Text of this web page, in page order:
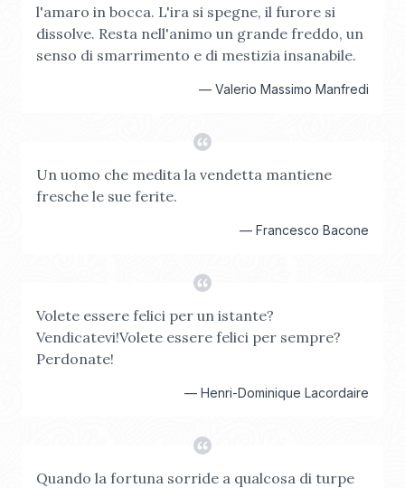
l'amaro in bocca. L'ira si spegne, il furore si
dissolve. Resta nell'animo un grande freddo, un
senso di smarrimento e di mestizia insanabile.
— Valerio Massimo Manfredi
Un uomo che medita la vendetta mantiene
fresche le sue ferite.
— Francesco Bacone
Volete essere felici per un istante?
Vendicatevi!Volete essere felici per sempre?
Perdonate!
— Henri-Dominique Lacordaire
Quando la fortuna sorride a qualcosa di turpe